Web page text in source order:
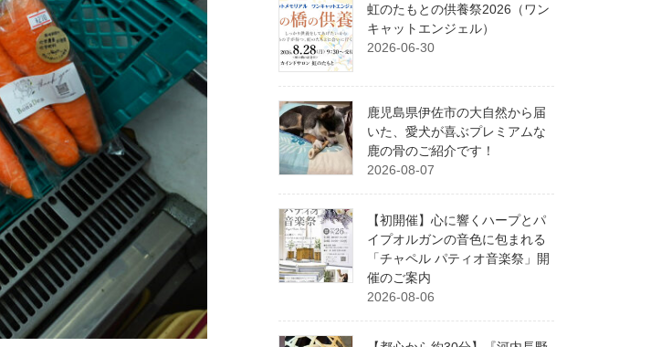
虹のたもとの供養祭2026（ワン
キャットエンジェル）
2026-06-30
鹿児島県伊佐市の大自然から届
いた、愛犬が喜ぶプレミアムな
鹿の骨のご紹介です！
2026-08-07
【初開催】心に響くハープとパ
イプオルガンの音色に包まれる
「チャペル パティオ音楽祭」開
催のご案内
2026-08-06